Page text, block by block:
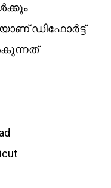
ഡിഫോർട്ട്